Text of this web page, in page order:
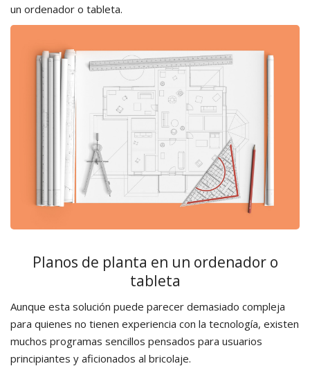
un ordenador o tableta.
Planos de planta en un ordenador o
tableta
Aunque esta solución puede parecer demasiado compleja
para quienes no tienen experiencia con la tecnología, existen
muchos programas sencillos pensados para usuarios
principiantes y aficionados al bricolaje.